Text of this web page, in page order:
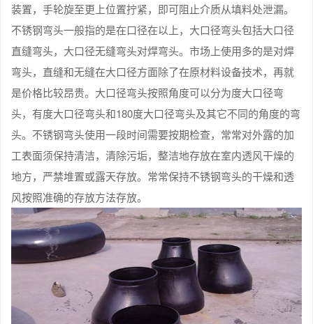
装置，手轮旋至更上位置拧紧，即可阻止介质从填料处泄漏。
不锈钢弯头一般指的是在口径在以上，大口径弯头包括大口径
直缝弯头，大口径无缝弯头对焊弯头。市场上使用多的是对焊
弯头，直缝和无缝在大口径方面除了在原材料设备技术，再就
是价格比较昂贵。大口径弯头按照角度可以分为度大口径弯
头，有度大口径弯头和180度大口径弯头及其它不同的角度的弯
头。不锈钢弯头使用一段时间需要按期检查，常常对外露的加
工表面须保持清洁，清除污垢，整洁地存放在室内透风干燥的
地方，严禁堆置或露天存放。常常保持不锈钢弯头的干燥和透
风按照准确的存放方法存放。